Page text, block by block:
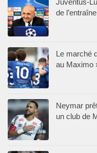
Juventus-
de
Le marché
au Maximo
Neymar
un club de